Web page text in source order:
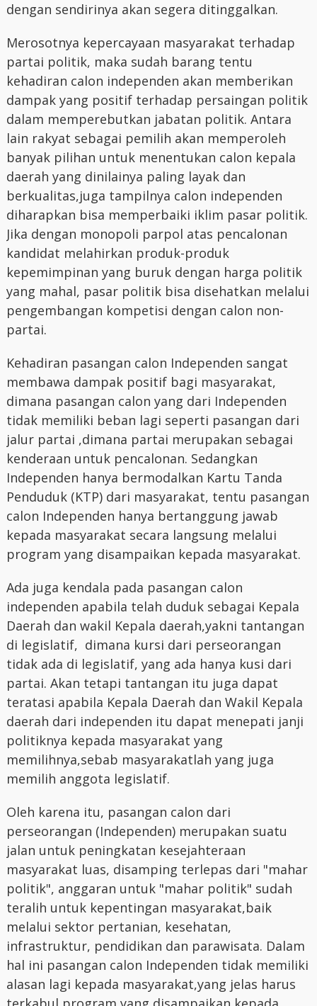
dengan sendirinya akan segera ditinggalkan.
Merosotnya kepercayaan masyarakat terhadap
partai politik, maka sudah barang tentu
kehadiran calon independen akan memberikan
dampak yang positif terhadap persaingan politik
dalam memperebutkan jabatan politik. Antara
lain rakyat sebagai pemilih akan memperoleh
banyak pilihan untuk menentukan calon kepala
daerah yang dinilainya paling layak dan
berkualitas,juga tampilnya calon independen
diharapkan bisa memperbaiki iklim pasar politik.
Jika dengan monopoli parpol atas pencalonan
kandidat melahirkan produk-produk
kepemimpinan yang buruk dengan harga politik
yang mahal, pasar politik bisa disehatkan melalui
pengembangan kompetisi dengan calon non-
partai.
Kehadiran pasangan calon Independen sangat
membawa dampak positif bagi masyarakat,
dimana pasangan calon yang dari Independen
tidak memiliki beban lagi seperti pasangan dari
jalur partai ,dimana partai merupakan sebagai
kenderaan untuk pencalonan. Sedangkan
Independen hanya bermodalkan Kartu Tanda
Penduduk (KTP) dari masyarakat, tentu pasangan
calon Independen hanya bertanggung jawab
kepada masyarakat secara langsung melalui
program yang disampaikan kepada masyarakat.
Ada juga kendala pada pasangan calon
independen apabila telah duduk sebagai Kepala
Daerah dan wakil Kepala daerah,yakni tantangan
di legislatif, dimana kursi dari perseorangan
tidak ada di legislatif, yang ada hanya kusi dari
partai. Akan tetapi tantangan itu juga dapat
teratasi apabila Kepala Daerah dan Wakil Kepala
daerah dari independen itu dapat menepati janji
politiknya kepada masyarakat yang
memilihnya,sebab masyarakatlah yang juga
memilih anggota legislatif.
Oleh karena itu, pasangan calon dari
perseorangan (Independen) merupakan suatu
jalan untuk peningkatan kesejahteraan
masyarakat luas, disamping terlepas dari "mahar
politik", anggaran untuk "mahar politik" sudah
teralih untuk kepentingan masyarakat,baik
melalui sektor pertanian, kesehatan,
infrastruktur, pendidikan dan parawisata. Dalam
hal ini pasangan calon Independen tidak memiliki
alasan lagi kepada masyarakat,yang jelas harus